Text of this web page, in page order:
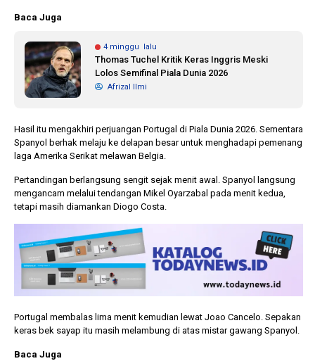
Baca Juga
4 minggu lalu
Thomas Tuchel Kritik Keras Inggris Meski
Lolos Semifinal Piala Dunia 2026
Afrizal Ilmi
Hasil itu mengakhiri perjuangan Portugal di Piala Dunia 2026. Sementara
Spanyol berhak melaju ke delapan besar untuk menghadapi pemenang
laga Amerika Serikat melawan Belgia.
Pertandingan berlangsung sengit sejak menit awal. Spanyol langsung
mengancam melalui tendangan Mikel Oyarzabal pada menit kedua,
tetapi masih diamankan Diogo Costa.
Portugal membalas lima menit kemudian lewat Joao Cancelo. Sepakan
keras bek sayap itu masih melambung di atas mistar gawang Spanyol.
Baca Juga